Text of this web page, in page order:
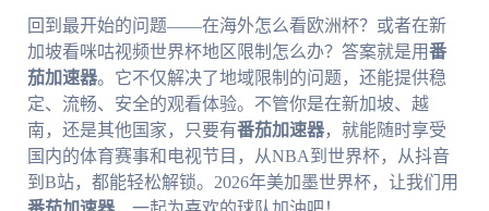
回到最开始的问题——在海外怎么看欧洲杯？或者在新
加坡看咪咕视频世界杯地区限制怎么办？答案就是用番
茄加速器。它不仅解决了地域限制的问题，还能提供稳
定、流畅、安全的观看体验。不管你是在新加坡、越
南，还是其他国家，只要有番茄加速器，就能随时享受
国内的体育赛事和电视节目，从NBA到世界杯，从抖音
到B站，都能轻松解锁。2026年美加墨世界杯，让我们用